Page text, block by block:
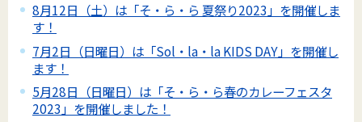
8月12日（土）は「そ・ら・ら 夏祭り2023」を開催しま
す！
7月2日（日曜日）は「Sol・la・la KIDS DAY」を開催し
ます！
5月28日（日曜日）は「そ・ら・ら春のカレーフェスタ
2023」を開催しました！